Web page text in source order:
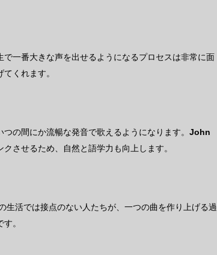
一番大きな声を出せるようになるプロセスは非常に面
くれます。
の間にか流暢な発音で歌えるようになります。 John
させるため、自然と語学力も向上します。
活では接点のない人たちが、一つの曲を作り上げる過
。